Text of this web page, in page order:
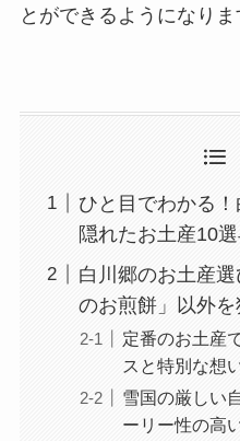
とができるようになりま
ひと目でわかる
隠れたお土産10
白川郷のお土産
のお煎餅」以外
定番のお土産
スと特別な想
雪国の厳しい
ーリー性の高